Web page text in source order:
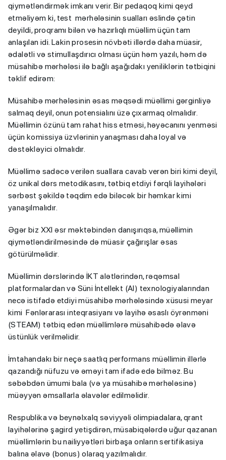
qiymətləndirmək imkanı verir. Bir pedaqoq kimi qeyd
etməliyəm ki, test mərhələsinin sualları əslində çətin
deyildi, proqramı bilən və hazırlıqlı müəllim üçün tam
anlaşılan idi. Lakin prosesin növbəti illərdə daha müasir,
ədalətli və stimullaşdırıcı olması üçün həm yazılı, həm də
müsahibə mərhələsi ilə bağlı aşağıdakı yeniliklərin tətbiqini
təklif edirəm:
Müsahibə mərhələsinin əsas məqsədi müəllimi gərginliyə
salmaq deyil, onun potensialını üzə çıxarmaq olmalıdır.
Müəllimin özünü tam rahat hiss etməsi, həyəcanını yenməsi
üçün komissiya üzvlərinin yanaşması daha loyal və
dəstəkləyici olmalıdır.
Müəllimə sadəcə verilən suallara cavab verən biri kimi deyil,
öz unikal dərs metodikasını, tətbiq etdiyi fərqli layihələri
sərbəst şəkildə təqdim edə biləcək bir həmkar kimi
yanaşılmalıdır.
Əgər biz XXI əsr məktəbindən danışırıqsa, müəllimin
qiymətləndirilməsində də müasir çağırışlar əsas
götürülməlidir.
Müəllimin dərslərində İKT alətlərindən, rəqəmsal
platformalardan və Süni İntellekt (AI) texnologiyalarından
necə istifadə etdiyi müsahibə mərhələsində xüsusi meyar
kimi Fənlərarası inteqrasiyanı və layihə əsaslı öyrənməni
(STEAM) tətbiq edən müəllimlərə müsahibədə əlavə
üstünlük verilməlidir.
İmtahandakı bir neçə saatlıq performans müəllimin illərlə
qazandığı nüfuzu və əməyi tam ifadə edə bilməz. Bu
səbəbdən ümumi bala (və ya müsahibə mərhələsinə)
müəyyən əmsallarla əlavələr edilməlidir.
Respublika və beynəlxalq səviyyəli olimpiadalara, qrant
layihələrinə şagird yetişdirən, müsabiqələrdə uğur qazanan
müəllimlərin bu nailiyyətləri birbaşa onların sertifikasiya
balına əlavə (bonus) olaraq yazılmalıdır.